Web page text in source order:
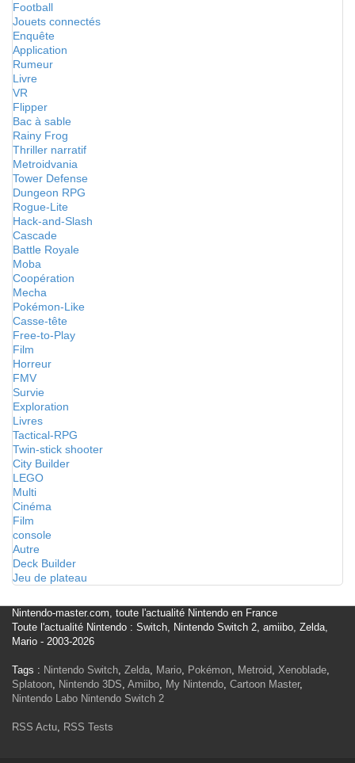
Football
Jouets connectés
Enquête
Application
Rumeur
Livre
VR
Flipper
Bac à sable
Rainy Frog
Thriller narratif
Metroidvania
Tower Defense
Dungeon RPG
Rogue-Lite
Hack-and-Slash
Cascade
Battle Royale
Moba
Coopération
Mecha
Pokémon-Like
Casse-tête
Free-to-Play
Film
Horreur
FMV
Survie
Exploration
Livres
Tactical-RPG
Twin-stick shooter
City Builder
LEGO
Multi
Cinéma
Film
console
Autre
Deck Builder
Jeu de plateau
Nintendo-master.com, toute l'actualité Nintendo en France
Toute l'actualité Nintendo : Switch, Nintendo Switch 2, amiibo, Zelda,
Mario - 2003-2026
Tags : Nintendo Switch, Zelda, Mario, Pokémon, Metroid, Xenoblade,
Splatoon, Nintendo 3DS, Amiibo, My Nintendo, Cartoon Master,
Nintendo Labo Nintendo Switch 2
RSS Actu, RSS Tests